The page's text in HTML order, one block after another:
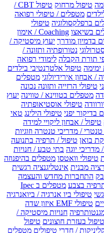
טיפול מרחוק
טיפול CBT /
מטפלים / טיפולי רפואה
ברפלקסולוגיה טיפולי
בשיאצו
Coaching / אימון
בדמיון מודרך יעוץ מיסטיקה /
נטורופתיה ותזונה /
תורת הקבלה לימודי רפואה
טיפול אלטרנטיבי בילדים
/ אבחון אירידיולוגי מטפלים
טיפולי הרזייה ותזונה נכונה
מטפלים בטווינא / טווינה יעוץ
טיפולי אוסטיאופתיה
בדיקור יפני טיפולי הילינג טאי
טיפול / אבחון ליקויי למידה
טנטרי / מדריכי טנטרה וזוגיות
בואן טיפול / תרפיה בתנועה
מדריכי יוגה בתי טבע / חנויות
טיפולי וואטסו מטפלים בהיפנוזה
מבנית אינטליגנציה רגשית
התחברות מחדש והעצמה
בצבע
מטפלים ב Ipec
טיפולי ביו אנרגיה / ביואנרגיה
טיפולי EMF איזון שדה
חנויות מיסטיקה /
טיפול בעזרת חוצונים טיפול
/ חדרי טיפולים מטפלים